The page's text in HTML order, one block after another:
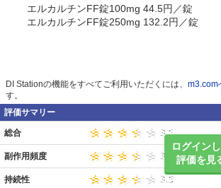
エルカルチンFF錠100mg 44.5円／錠
エルカルチンFF錠250mg 132.2円／錠
DI Stationの機能をすべてご利用いただくには、 m3.com
す。
評価サマリー
ログイン
評価を見
総合
副作用頻度
持続性